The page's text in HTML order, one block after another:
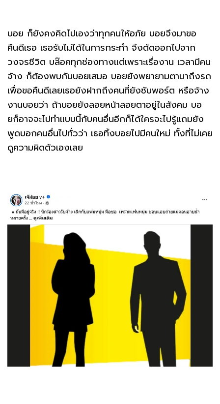
บอย ก็ยังคงคิดไปเองว่าทุกคนให้อภัย บอยจึงมาขอ
คืนดีเธอ เธอรับไม่ได้ในการกระทำ จึงตัดออกไปจาก
วงจรชีวิต บล๊อคทุกช่องทางแต่เพราะเรื่องาน เวลามีคน
จ้าง ก็ต้องพบกับบอยเสมอ บอยยังพยายามตามาถึงรถ
เพื่อขอคืนดีเลยเธอยังฝากถึงคนที่ยังซับพอร์ต หรือจ้าง
งานบอยว่า ถ้าบอยยังลอยหน้าลอยตาอยู่ในสังคม บอ
ยก็อาจจะไปทำแบบนี้กับคนอื่นอีกก็ได้ใครจะไปรู้แถมยัง
พูดบอกคนอื่นไปทั่วว่า เธอทิ้งบอยไปมีคนใหม่ ทั้งที่ไม่เคย
ดูความผิดตัวเองเลย